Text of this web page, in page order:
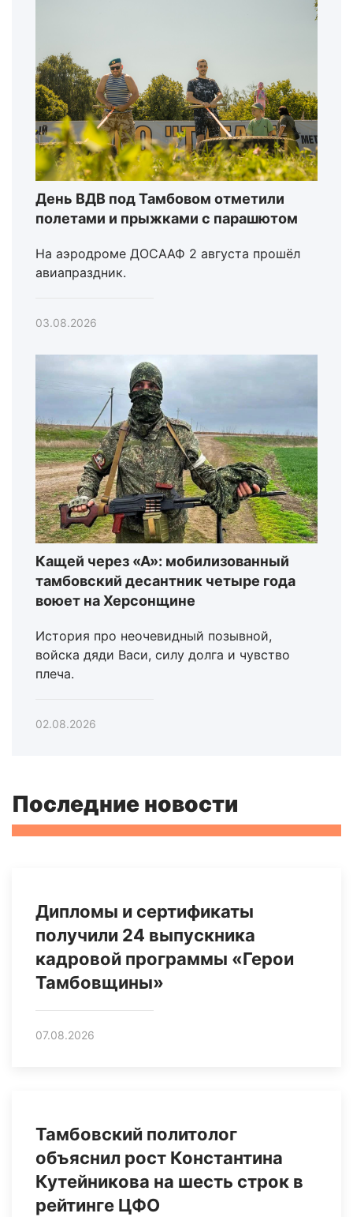
День ВДВ под Тамбовом отметили
полетами и прыжками с парашютом
На аэродроме ДОСААФ 2 августа прошёл
авиапраздник.
03.08.2026
Кащей через «А»: мобилизованный
тамбовский десантник четыре года
воюет на Херсонщине
История про неочевидный позывной,
войска дяди Васи, силу долга и чувство
плеча.
02.08.2026
Последние новости
Дипломы и сертификаты
получили 24 выпускника
кадровой программы «Герои
Тамбовщины»
07.08.2026
Тамбовский политолог
объяснил рост Константина
Кутейникова на шесть строк в
рейтинге ЦФО